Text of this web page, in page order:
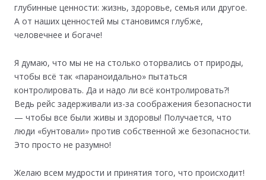
глубинные ценности: жизнь, здоровье, семья или другое.
А от наших ценностей мы становимся глубже,
человечнее и богаче!
Я думаю, что мы не на столько оторвались от природы,
чтобы всё так «параноидально» пытаться
контролировать. Да и надо ли всё контролировать?!
Ведь рейс задерживали из-за соображения безопасности
— чтобы все были живы и здоровы! Получается, что
люди «бунтовали» против собственной же безопасности.
Это просто не разумно!
Желаю всем мудрости и принятия того, что происходит!